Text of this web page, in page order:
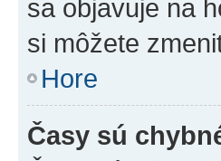
sa objavuje na
si môžete
Hore
Časy sú